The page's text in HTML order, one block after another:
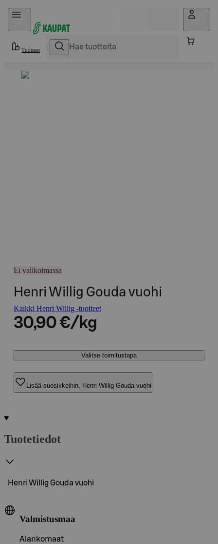
Hyppää sisältöön
Tuotteet
Ei valikoimassa
Henri Willig Gouda vuohi
Kaikki Henri Willig -tuotteet
30,90 €/kg
Valitse toimitustapa
Lisää suosikkeihin, Henri Willig Gouda vuohi
Tuotetiedot
Henri Willig Gouda vuohi
Valmistusmaa
Alankomaat